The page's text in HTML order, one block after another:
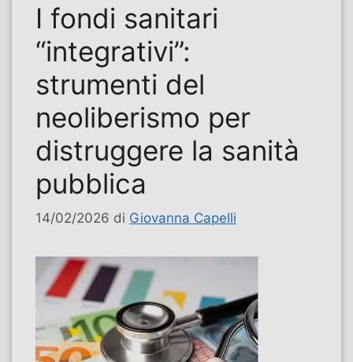
I fondi sanitari
“integrativi”:
strumenti del
neoliberismo per
distruggere la sanità
pubblica
14/02/2026 di Giovanna Capelli